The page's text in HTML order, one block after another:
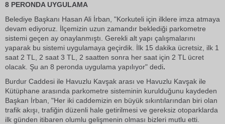
8 PERONDA UYGULAMA
Belediye Başkanı Hasan Ali İrban, "Korkuteli için ilklere imza atmaya
devam ediyoruz. İlçemizin uzun zamandır beklediği parkometre
sistemi geçen ay onaylanmıştı. Gerekli alt yapı çalışmalarını
yaparak bu sistemi uygulamaya geçirdik. İlk 15 dakika ücretsiz, ilk 1
saat 2 TL, 2 saat 3 TL, 2 saatten sonra her saat için 2 TL ücret
olacak. Şu an 8 peronda uygulama yapılıyor" dedi.
Burdur Caddesi ile Havuzlu Kavşak arası ve Havuzlu Kavşak ile
Kütüphane arasında parkometre sisteminin kurulduğunu kaydeden
Başkan İrban, "Her iki caddemizin en büyük sıkıntılarından biri olan
trafik akışı, trafiğin düzenli hale getirilmesi ve gereksiz otoparklarda
ilk günden itibaren olumlu gelişmenin olması bizleri mutlu etti.